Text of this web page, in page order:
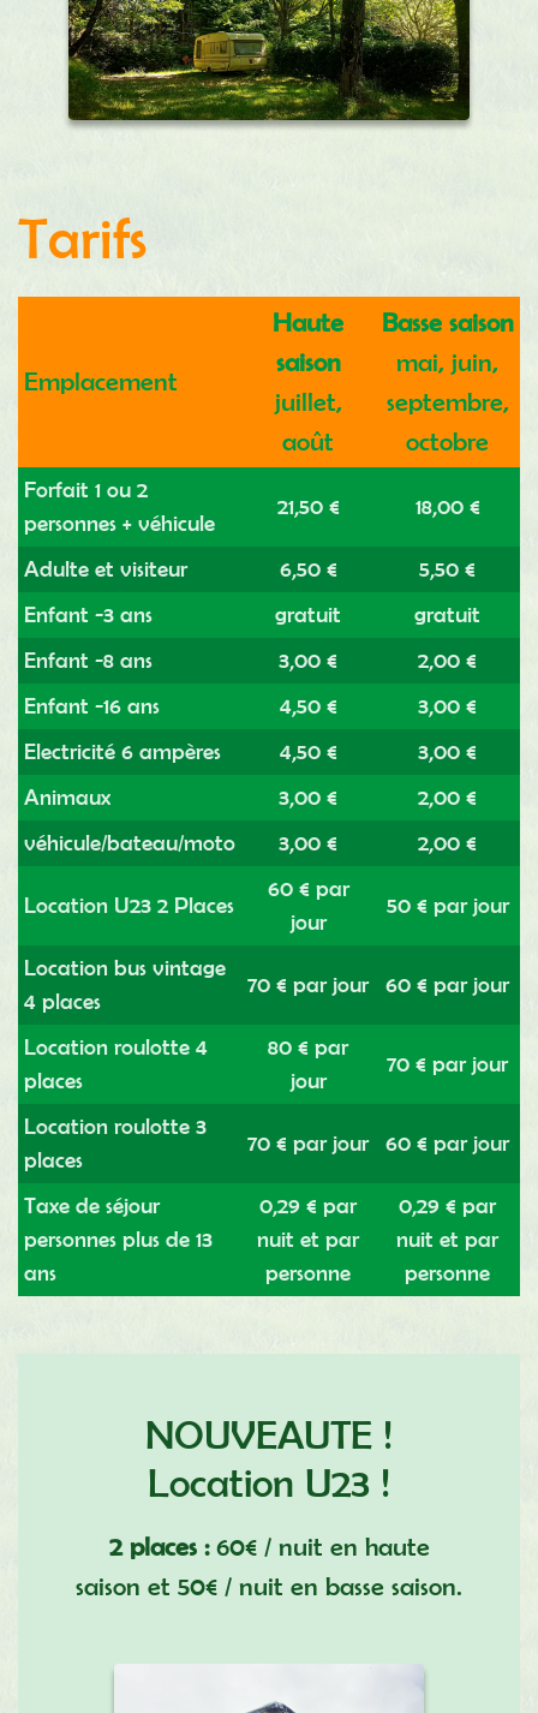
Tarifs
Emplacement
Haute
saison
juillet,
août
Basse saison
mai, juin,
septembre,
octobre
Forfait 1 ou 2
personnes + véhicule
21,50 € 18,00 €
Adulte et visiteur 6,50 €
5,50 €
Enfant -3 ans
gratuit
gratuit
Enfant -8 ans
3,00 €
2,00 €
Enfant -16 ans
4,50 €
3,00 €
Electricité 6 ampères
4,50 €
3,00 €
Animaux
3,00 €
2,00 €
véhicule/bateau/moto
3,00 € 2,00 €
Location U23 2 Places
60 € par
jour
50 € par jour
Location bus vintage
4 places
70 € par jour 60 € par jour
Location roulotte 4
places
80 € par
jour
70 € par jour
Location roulotte 3
places
70 € par jour 60 € par jour
Taxe de séjour
personnes plus de 13
ans
0,29 € par
nuit et par
personne
0,29 € par
nuit et par
personne
NOUVEAUTE !
Location U23 !
2 places :60€ / nuit en haute
saison et 50€ / nuit en basse saison.